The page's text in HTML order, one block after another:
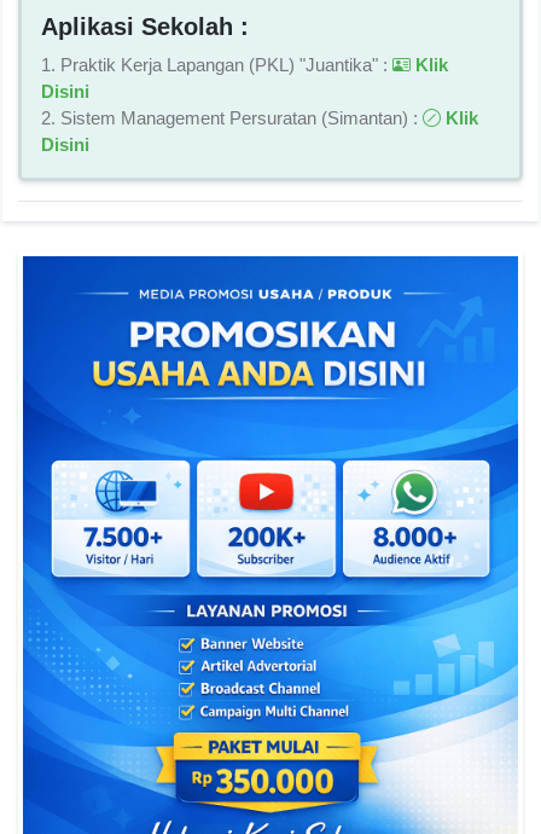
Aplikasi Sekolah :
1. Praktik Kerja Lapangan (PKL) "Juantika" :
Klik
Disini
2. Sistem Management Persuratan (Simantan) :
Klik
Disini